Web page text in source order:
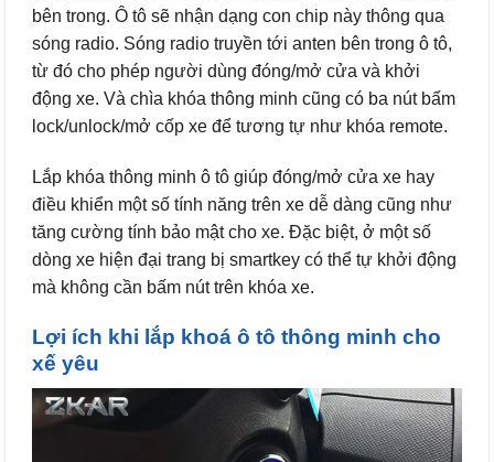
bên trong. Ô tô sẽ nhận dạng con chip này thông qua
sóng radio. Sóng radio truyền tới anten bên trong ô tô,
từ đó cho phép người dùng đóng/mở cửa và khởi
động xe. Và chìa khóa thông minh cũng có ba nút bấm
lock/unlock/mở cốp xe để tương tự như khóa remote.
Lắp khóa thông minh ô tô giúp đóng/mở cửa xe hay
điều khiển một số tính năng trên xe dễ dàng cũng như
tăng cường tính bảo mật cho xe. Đặc biệt, ở một số
dòng xe hiện đại trang bị smartkey có thể tự khởi động
mà không cần bấm nút trên khóa xe.
Lợi ích khi lắp khoá ô tô thông minh cho
xế yêu